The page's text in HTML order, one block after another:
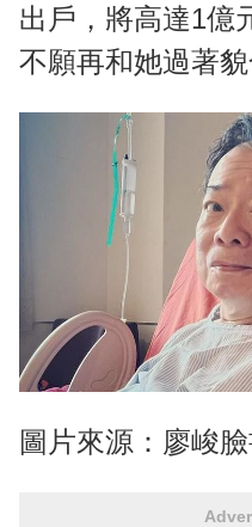
出戶，將高達1億
不願再和她過著
圖片來源：廖峻